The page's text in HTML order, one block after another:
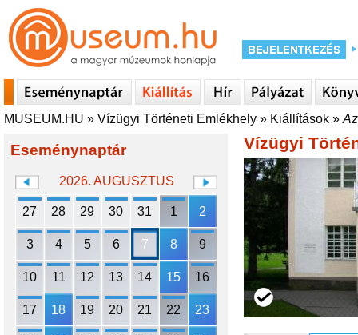
MUSEUM.HU » Vízügyi Történeti Emlékhely » Kiállítások »
Eseménynaptár
2026. AUGUSZTUS
27 28 29 30 31 1 2
3 4 5 6 7 8 9
10 11 12 13 14 15 16
17 18 19 20 21 22 23
Vízügyi